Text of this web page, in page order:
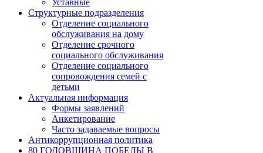
Уставные
Структурные подразделения
Отделение социального
обслуживания на дому
Отделение срочного
социального обслуживания
Отделение социального
сопровождения семей с
детьми
Актуальная информация
Формы заявлений
Анкетирование
Часто задаваемые вопросы
Антикоррупционная политика
80 ГОДОВЩИНА ПОБЕДЫ В